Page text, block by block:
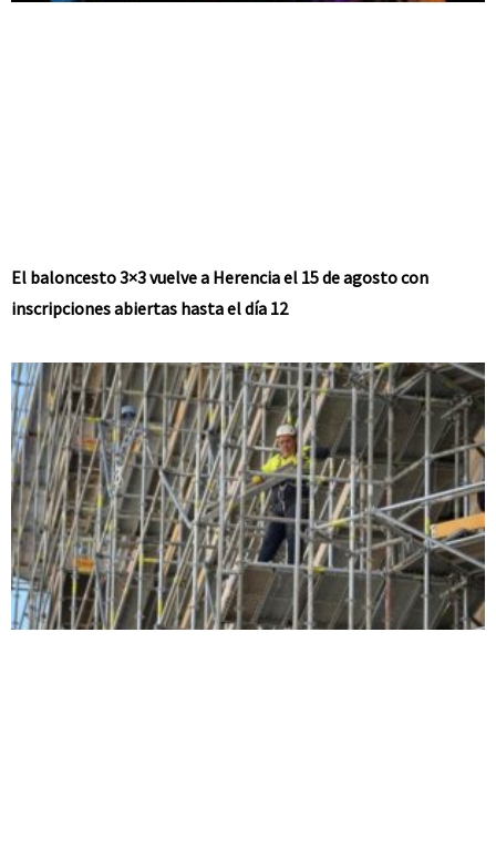
El baloncesto 3×3 vuelve a Herencia el 15 de agosto con
inscripciones abiertas hasta el día 12